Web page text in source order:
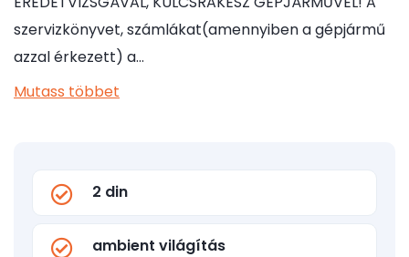
szervizkönyvet, számlákat(amennyiben a gépjármű
azzal érkezett) a…
Mutass többet
2 din
ambient világítás